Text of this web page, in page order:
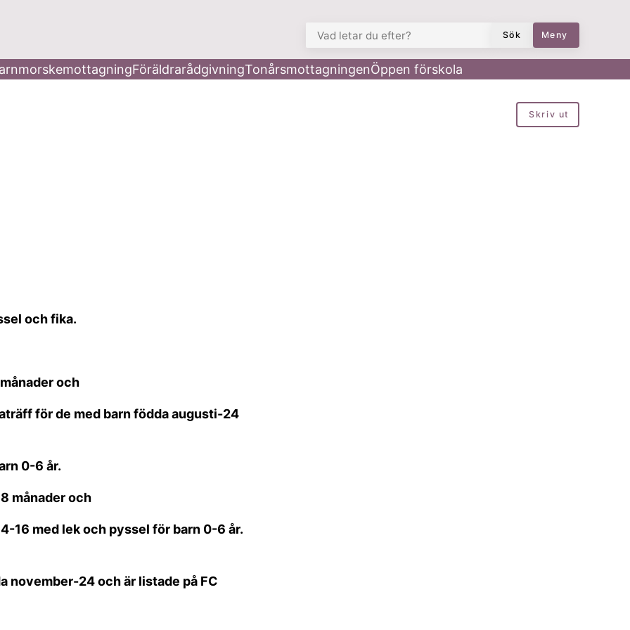
Sök
Meny
FöräldrarådgivningTonårsmottagningenÖppen förskola
Skriv ut
och fika.
och
för de med barn födda augusti-24
0-6 år.
månader och
16 med lek och pyssel för barn 0-6 år.
november-24 och är listade på FC